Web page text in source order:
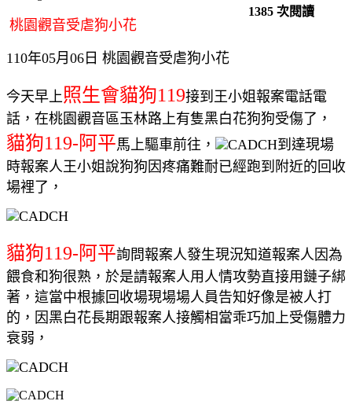
1385 次閱讀
桃園觀音受虐狗小花
110年05月06日 桃園觀音受虐狗小花
今天早上 照生會貓狗119接到王小姐報案電話電
話，在桃園觀音區玉林路上有隻黑白花狗狗受傷了，
貓狗119-阿平馬上驅車前往，
到達現場
時報案人王小姐說狗狗因疼痛難耐已經跑到附近的回收
場裡了，
貓狗119-阿平詢問報案人發生現況知道報案人因為
餵食和狗很熟，於是請報案人用人情攻勢直接用鏈子綁
著，這當中根據回收場現場場人員告知好像是被人打
的，因黑白花長期跟報案人接觸相當乖巧加上受傷體力
衰弱，